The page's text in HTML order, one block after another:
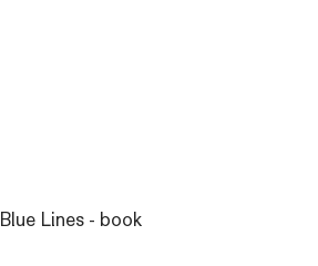
Blue Lines - book